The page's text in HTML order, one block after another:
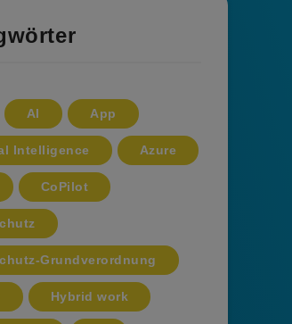
AI App
Intelligence Azure
CoPilot
Grundverordnung
Hybrid work